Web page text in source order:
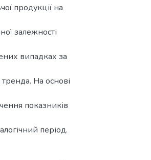
продукції на
залежності
випадках за
На основі
показників
період.